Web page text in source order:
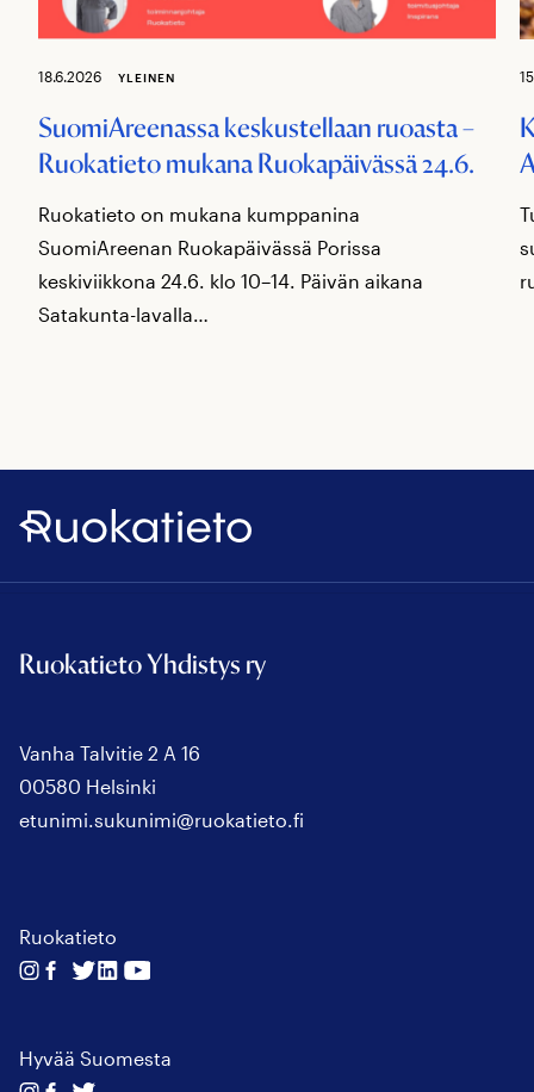
18.6.2026 YLEINEN
SuomiAreenassa keskustellaan ruoasta –
Ruokatieto mukana Ruokapäivässä 24.6.
Ruokatieto on mukana kumppanina
SuomiAreenan Ruokapäivässä Porissa
keskiviikkona 24.6. klo 10–14. Päivän aikana
Satakunta-lavalla…
Ruokatieto
Ruokatieto Yhdistys ry
Vanha Talvitie 2 A 16
00580 Helsinki
etunimi.sukunimi@ruokatieto.fi
Ruokatieto
Seuraa
Seuraa
Seuraa
SeuraaSeuraa
Hyvää Suomesta